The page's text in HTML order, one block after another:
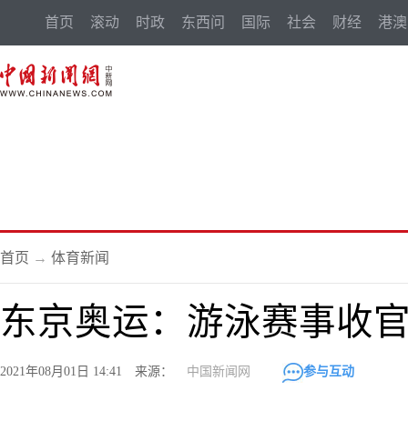
首页 滚动 时政 东西问 国际 社会 财经 港澳
首页 → 体育新闻
东京奥运：游泳赛事收
2021年08月01日 14:41 来源： 中国新闻网 参与互动